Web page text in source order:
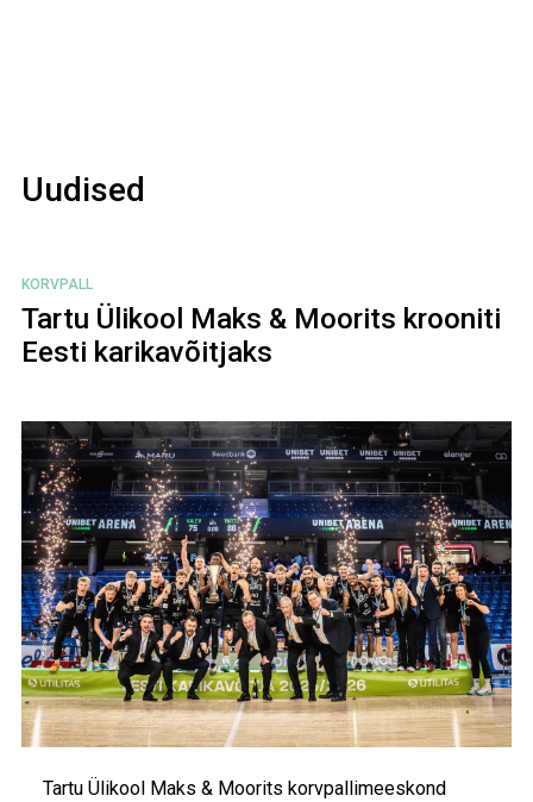
Uudised
KORVPALL
Tartu Ülikool Maks & Moorits krooniti
Eesti karikavõitjaks
Tartu Ülikool Maks & Moorits korvpallimeeskond